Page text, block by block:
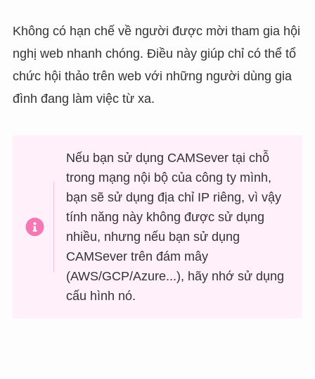
Không có hạn chế về người được mời tham gia hội
nghị web nhanh chóng. Điều này giúp chỉ có thể tổ
chức hội thảo trên web với những người dùng gia
đình đang làm việc từ xa.
Nếu bạn sử dụng CAMSever tại chỗ
trong mạng nội bộ của công ty mình,
bạn sẽ sử dụng địa chỉ IP riêng, vì vậy
tính năng này không được sử dụng
nhiều, nhưng nếu bạn sử dụng
CAMSever trên đám mây
(AWS/GCP/Azure...), hãy nhớ sử dụng
cấu hình nó.